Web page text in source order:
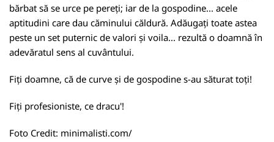
bărbat să se urce pe pereți; iar de la gospodine... acele
aptitudini care dau căminului căldură. Adăugați toate astea
peste un set puternic de valori și voila... rezultă o doamnă în
adevăratul sens al cuvântului.
Fiți doamne, că de curve și de gospodine s-au săturat toți!
Fiți profesioniste, ce dracu'!
Foto Credit: minimalisti.com/